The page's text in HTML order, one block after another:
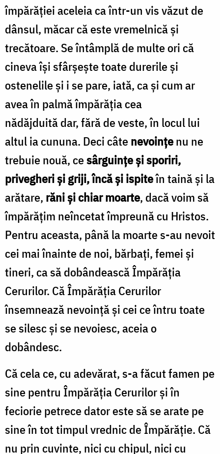
împărăției aceleia ca într-un vis văzut de
dânsul, măcar că este vremelnică și
trecătoare. Se întâmplă de multe ori că
cineva își sfârșește toate durerile și
ostenelile și i se pare, iată, ca și cum ar
avea în palmă împărăția cea
nădăjduită dar, fără de veste, în locul lui
altul ia cununa. Deci câtenevoințenu ne
trebuie nouă, cesârguințe și sporiri,
privegheri și griji, încă și ispiteîn taină și la
arătare, răni și chiar moarte, dacă voim să
împărățim neîncetat împreună cu Hristos.
Pentru aceasta, până la moarte s-au nevoit
cei mai înainte de noi, bărbați, femei și
tineri, ca să dobândească Împărăția
Cerurilor. Că Împărăția Cerurilor
însemnează nevoință și cei ce întru toate
se silesc și se nevoiesc, aceia o
dobândesc.
Că cela ce, cu adevărat, s-a făcut famen pe
sine pentru Împărăția Cerurilor și în
feciorie petrece dator este să se arate pe
sine în tot timpul vrednic de Împărăție. Că
nu prin cuvinte, nici cu chipul, nici cu